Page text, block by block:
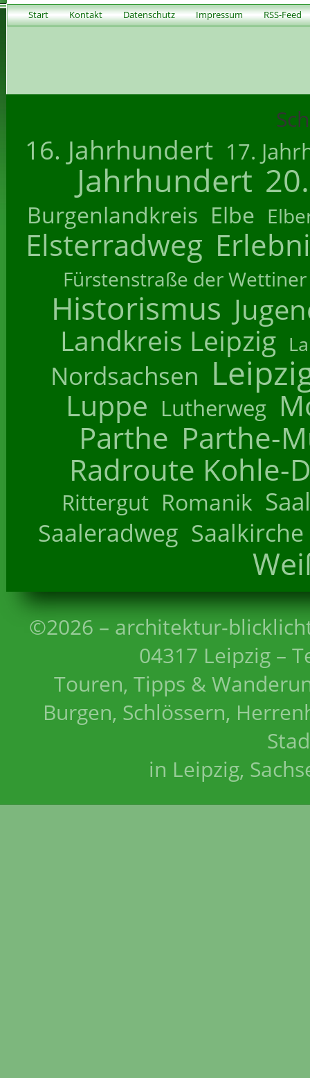
Start Kontakt Datenschutz Impressum RSS-Feed
16. Jahrhundert 17.
Jahrhundert
Burgenlandkreis Elbe
Elsterradweg
Fürstenstraße der Wettiner
Historismus
Landkreis Leipzig
Nordsachsen
Luppe Lutherweg
Parthe Parthe-
Radroute Kohle-
Rittergut Romanik
Saaleradweg Saalkirche
©2026 – architektur-
04317 Leipzig –
Touren, Tipps &
Burgen, Schlössern,
in Leipzig,